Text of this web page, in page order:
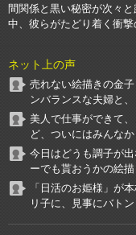
間関係と黒い秘密が次々
中、彼らがたどり着く衝撃
ネット上の声
売れない絵描きの金
ンバランスな夫婦と、
美人で仕事ができて
ど、ついにはみんなか
今日はどうも調子が
ーでも貰おうかの絵描
「日活のお姫様」が
リ子に、見事にバトン